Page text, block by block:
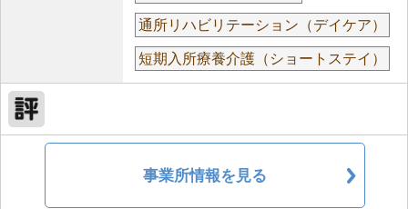
通所リハビリテーション（デイケア）
短期入所療養介護（ショートステイ）
事業所情報を見る